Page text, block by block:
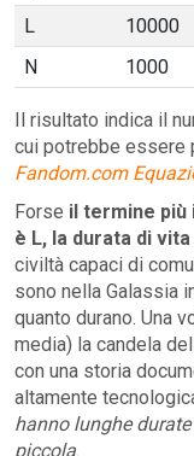
L
10000
N
1000
Il risultato indica il
cui potrebbe essere
Fandom.com
Forse il termine più
è L, la durata di
civiltà capaci di
sono nella Galassia
quanto durano. Una
media) la candela
con una storia
altamente
hanno lunghe
piccola.